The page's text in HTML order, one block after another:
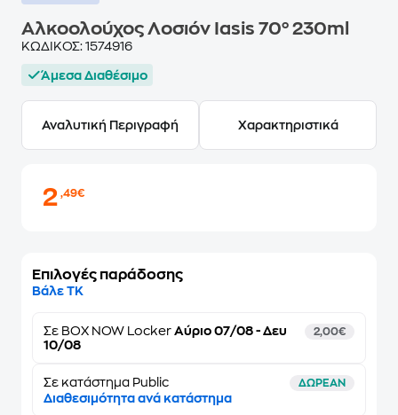
Αλκοολούχος Λοσιόν Iasis 70° 230ml
ΚΩΔΙΚΟΣ: 1574916
Άμεσα Διαθέσιμο
Αναλυτική Περιγραφή Χαρακτηριστικά
2,49€
Επιλογές παράδοσης
Βάλε ΤΚ
Σε BOX NOW Locker Αύριο 07/08 - Δευ
10/08
2,00€
Σε κατάστημα Public ΔΩΡΕΑΝ
Διαθεσιμότητα ανά κατάστημα